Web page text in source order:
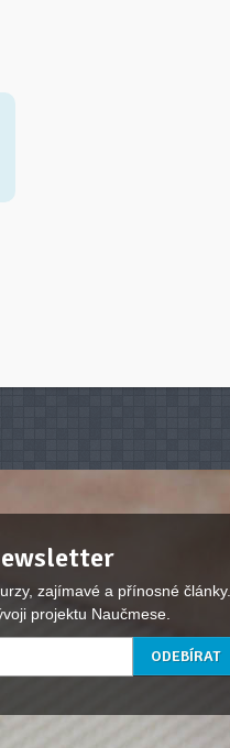
zajímavé a přínosné články.
projektu Naučmese.